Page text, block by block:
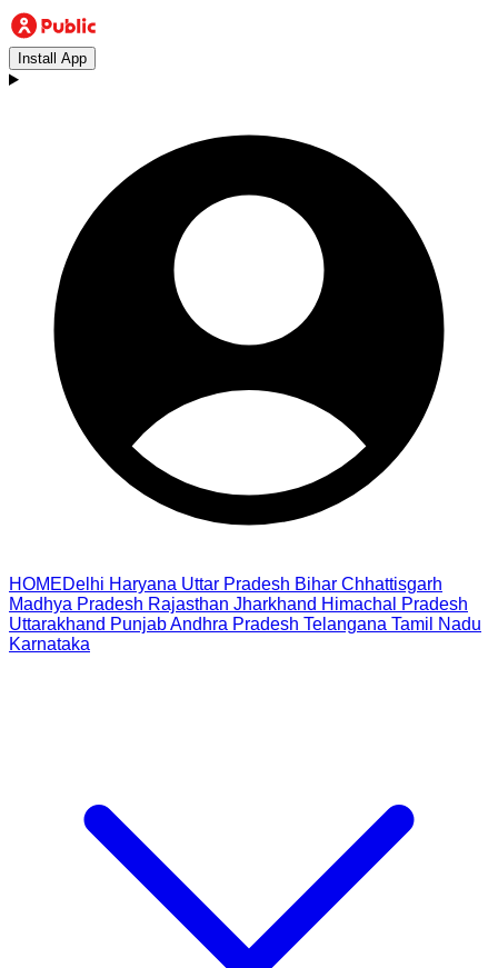
Install App
HOMEDelhi Haryana Uttar Pradesh Bihar Chhattisgarh
Madhya Pradesh Rajasthan Jharkhand Himachal Pradesh
Uttarakhand PunjabAndhra Pradesh Telangana Tamil Nadu
Karnataka